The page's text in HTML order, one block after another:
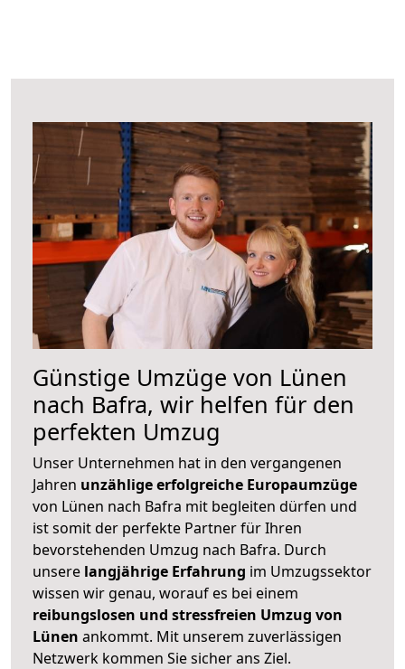
Günstige Umzüge von Lünen
nach Bafra, wir helfen für den
perfekten Umzug
Unser Unternehmen hat in den vergangenen
Jahren unzählige erfolgreiche Europaumzüge
von Lünen nach Bafra mit begleiten dürfen und
ist somit der perfekte Partner für Ihren
bevorstehenden Umzug nach Bafra. Durch
unsere langjährige Erfahrung im Umzugssektor
wissen wir genau, worauf es bei einem
reibungslosen und stressfreien Umzug von
Lünen ankommt. Mit unserem zuverlässigen
Netzwerk kommen Sie sicher ans Ziel.